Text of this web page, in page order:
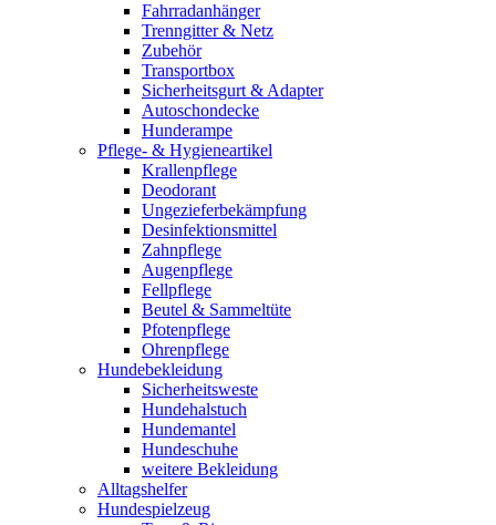
Fahrradanhänger
Trenngitter & Netz
Zubehör
Transportbox
Sicherheitsgurt & Adapter
Autoschondecke
Hunderampe
Pflege- & Hygieneartikel
Krallenpflege
Deodorant
Ungezieferbekämpfung
Desinfektionsmittel
Zahnpflege
Augenpflege
Fellpflege
Beutel & Sammeltüte
Pfotenpflege
Ohrenpflege
Hundebekleidung
Sicherheitsweste
Hundehalstuch
Hundemantel
Hundeschuhe
weitere Bekleidung
Alltagshelfer
Hundespielzeug